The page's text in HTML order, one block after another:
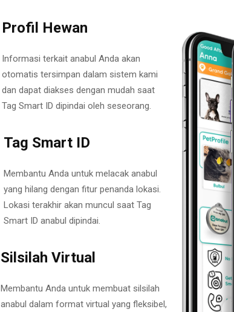
Profil Hewan
Informasi terkait anabul Anda akan
otomatis tersimpan dalam sistem kami
dan dapat diakses dengan mudah saat
Tag Smart ID dipindai oleh seseorang.
Tag Smart ID
Membantu Anda untuk melacak anabul
yang hilang dengan fitur penanda lokasi.
Lokasi terakhir akan muncul saat Tag
Smart ID anabul dipindai.
Silsilah Virtual
Membantu Anda untuk membuat silsilah
anabul dalam format virtual yang fleksibel,